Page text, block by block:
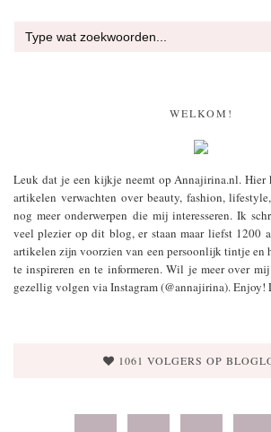
naar:
WELKOM!
Leuk dat je een kijkje neemt op Annajirina.nl.
artikelen verwachten over beauty, fashion,
nog meer onderwerpen die mij interesseren. Ik
veel plezier op dit blog, er staan maar liefst 1200
artikelen zijn voorzien van een persoonlijk tintje en
te inspireren en te informeren. Wil je meer over
gezellig volgen via Instagram (@annajirina). Enjoy!
1061 VOLGERS OP